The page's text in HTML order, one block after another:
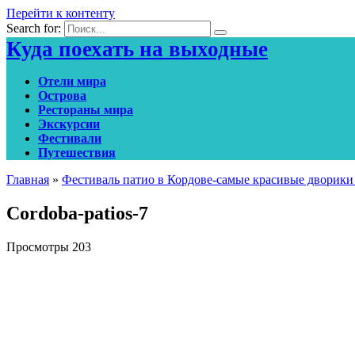
Перейти к контенту
Search for:
Куда поехать на выходные
Отели мира
Острова
Рестораны мира
Экскурсии
Фестивали
Путешествия
Главная » Фестиваль патио в Кордове-самые красивые
Cordoba-patios-7
Просмотры 203